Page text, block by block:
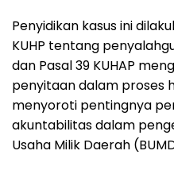
Penyidikan kasus ini
KUHP tentang
dan Pasal 39 KUHAP
penyitaan dalam proses
menyoroti pentingnya
akuntabilitas dalam
Usaha Milik Daerah